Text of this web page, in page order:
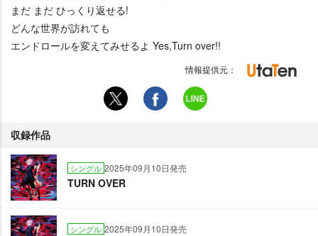
まだ まだ ひっくり返せる!
どんな世界が訪れても
エンドロールを変えてみせるよ Yes,Turn over!!
情報提供元：
収録作品
シングル 2025年09月10日発売
TURN OVER
シングル 2025年09月10日発売